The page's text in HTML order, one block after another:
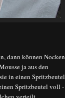
dann können Nocken
ja aus den
in einen Spritzbeutel
Spritzbeutel voll -